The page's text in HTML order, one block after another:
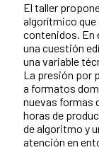
El taller
algorítmico que
contenidos. En
una cuestión
una variable
La presión por
a formatos
nuevas formas
horas de
de algoritmo y
atención en